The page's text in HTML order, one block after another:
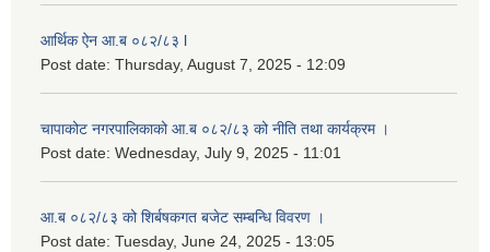
आर्थिक ऐन आ.ब ०८२/८३ l
Post date: Thursday, August 7, 2025 - 12:09
चापाकोट नगरपालिकाको आ.ब ०८२/८३ को नीति तथा कार्यक्रम ।
Post date: Wednesday, July 9, 2025 - 11:01
आ.ब ०८२/८३ को शिर्बषकगत बजेट सम्बन्धि विवरण ।
Post date: Tuesday, June 24, 2025 - 13:05